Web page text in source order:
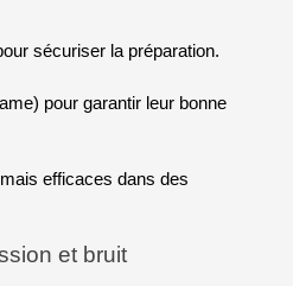
sécuriser la préparation.
efficaces dans des
et bruit